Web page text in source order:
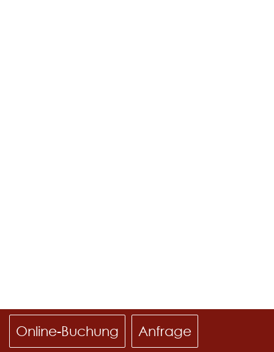
Online-Buchung Anfrage